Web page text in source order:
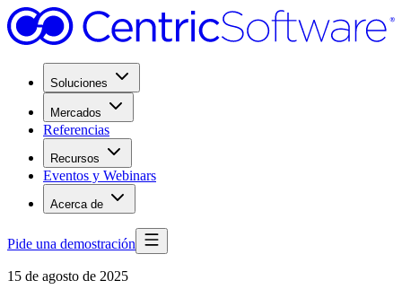
Soluciones
Mercados
Referencias
Recursos
Eventos y Webinars
Acerca de
Pide una demostración
15 de agosto de 2025